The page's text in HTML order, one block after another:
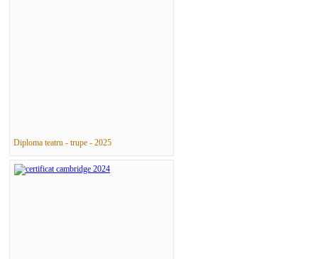
Diploma teatru - trupe - 2025